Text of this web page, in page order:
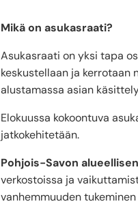
Mikä on asukasraati?
Asukasraati on yksi tapa
keskustellaan ja kerrotaan
alustamassa asian
Elokuussa kokoontuva
jatkokehitetään.
Pohjois-Savon
verkostoissa ja
vanhemmuuden